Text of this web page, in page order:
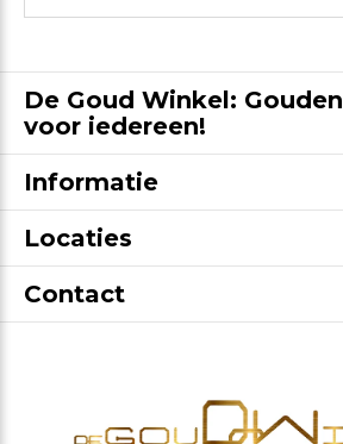
De Goud Winkel:
voor iedereen!
Informatie
Locaties
Contact